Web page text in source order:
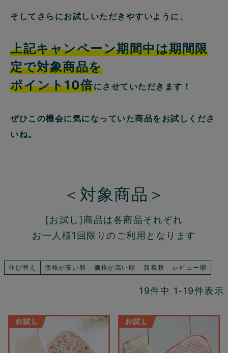
そしてさらにお試しいただきやすいように、
上記キャンペーン期間中は期間限
定で対象商品を
ポイント10倍にさせていただきます！
ぜひこの機会に気になっていた商品をお試しくださ
いね。
＜対象商品＞
[お試し]商品は各商品それぞれ
お一人様1回限りのご利用となります
並び替え 価格が安い順 価格が高い順 新着順 レビュー順
19件中 1-19件表示